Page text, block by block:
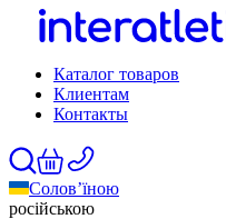
Каталог товаров
Клиентам
Контакты
Солов’їною
російською